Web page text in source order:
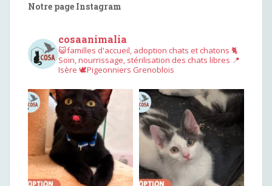
Notre page Instagram
cosaanimalia
😺familles d'accueil, adoption chats et chatons 🐈
Soin, nourrissage, stérilisation des chats libres 📍
Isère 🕊︎Pigeonniers Grenoblois